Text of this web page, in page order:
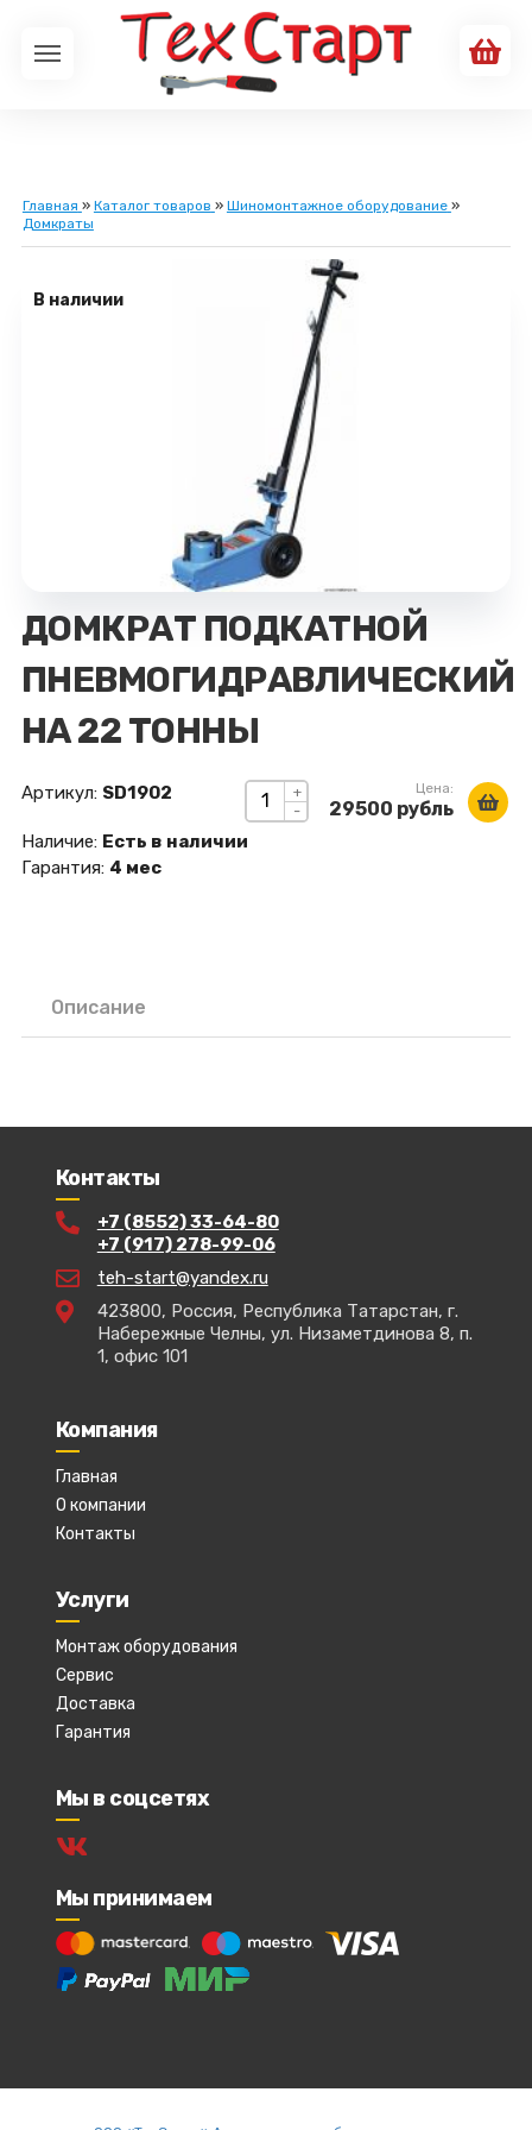
Главная » Каталог товаров » Шиномонтажное оборудование »
Домкраты
В наличии
ДОМКРАТ ПОДКАТНОЙ
ПНЕВМОГИДРАВЛИЧЕСКИЙ
НА 22 ТОННЫ
+
-
Цена:
29500 рубль
Артикул: SD1902
Наличие: Есть в наличии
Гарантия: 4 мес
Описание
Контакты
+7 (8552) 33-64-80
+7 (917) 278-99-06
teh-start@yandex.ru
423800, Россия, Республика Татарстан, г.
Набережные Челны, ул. Низаметдинова 8, п.
1, офис 101
Компания
Главная
О компании
Контакты
Услуги
Монтаж оборудования
Сервис
Доставка
Гарантия
Мы в соцсетях
Мы принимаем